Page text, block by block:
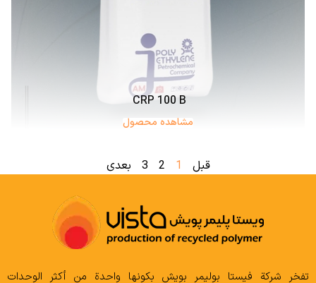
CRP 100 B
مشاهده محصول
قبل 1
2
3 بعدی
تفخر شركة فيستا بوليمر بويش بكونها واحدة من أكثر الوحدات